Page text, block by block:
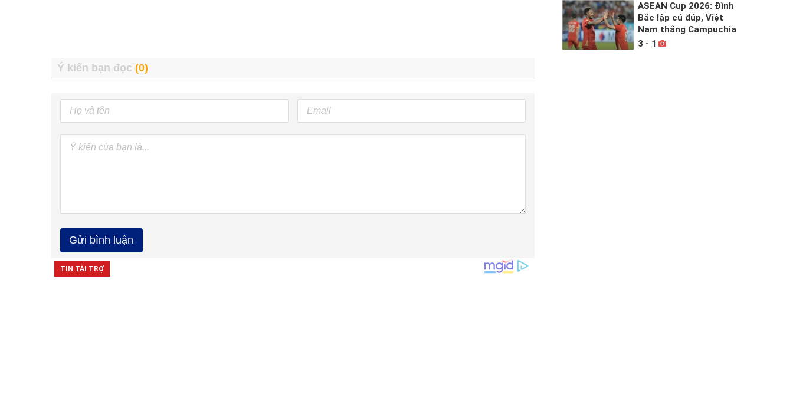
ASEAN Cup 2026: Đình
Bắc lập cú đúp, Việt
Nam thắng Campuchia
3 - 1